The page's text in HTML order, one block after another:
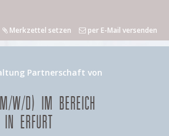
Merkzettel setzen per E-Mail versenden
Partnerschaft von
W/D) IM BEREICH
IN ERFURT